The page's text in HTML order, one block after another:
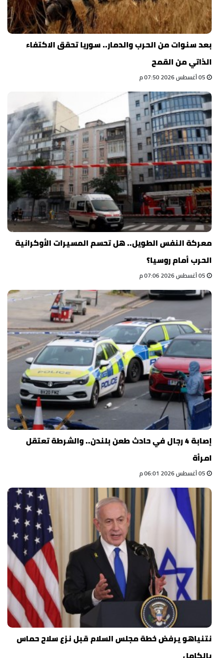
بعد سنوات من الحرب والدمار.. سوريا تحقق الاكتفاء
الذاتي من القمح
معركة النفس الطويل.. هل تحسم المسيرات الأوكرانية
الحرب أمام روسيا؟
إصابة 4 رجال في حادث طعن بلندن.. والشرطة تعتقل
امرأة
نتنياهو يرفض خطة مجلس السلام قبل نزع سلاح حماس